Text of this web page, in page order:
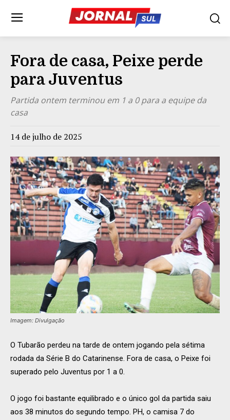
Fora de casa, Peixe perde
para Juventus
Partida ontem terminou em 1 a 0 para a equipe da
casa
14 de julho de 2025
Imagem: Divulgação
O Tubarão perdeu na tarde de ontem jogando pela sétima
rodada da Série B do Catarinense. Fora de casa, o Peixe foi
superado pelo Juventus por 1 a 0.
O jogo foi bastante equilibrado e o único gol da partida saiu
aos 38 minutos do segundo tempo. PH, o camisa 7 do